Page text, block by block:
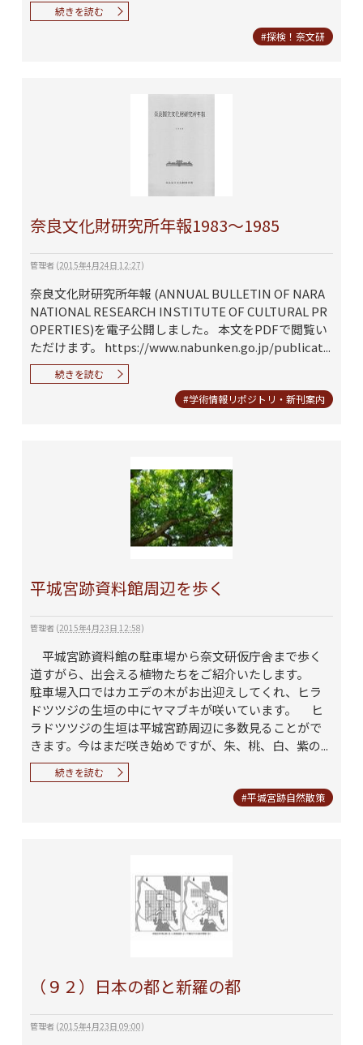
続きを読む
#探検！奈文研
奈良文化財研究所年報1983～1985
管理者(2015年4月24日 12:27)
奈良文化財研究所年報 (ANNUAL BULLETIN OF NARA
NATIONAL RESEARCH INSTITUTE OF CULTURAL PR
OPERTIES)を電子公開しました。 本文をPDFで閲覧い
ただけます。 https://www.nabunken.go.jp/publicat...
続きを読む
#学術情報リポジトリ・新刊案内
平城宮跡資料館周辺を歩く
管理者(2015年4月23日 12:58)
平城宮跡資料館の駐車場から奈文研仮庁舎まで歩く
道すがら、出会える植物たちをご紹介いたします。
駐車場入口ではカエデの木がお出迎えしてくれ、ヒラ
ドツツジの生垣の中にヤマブキが咲いています。 ヒ
ラドツツジの生垣は平城宮跡周辺に多数見ることがで
きます。今はまだ咲き始めですが、朱、桃、白、紫の...
続きを読む
#平城宮跡自然散策
（９２）日本の都と新羅の都
管理者(2015年4月23日 09:00)